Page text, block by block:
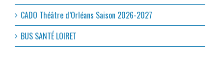
CADO Théâtre d’Orléans Saison 2026-2027
BUS SANTÉ LOIRET